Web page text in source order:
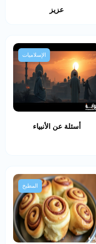
عزيز
الإسلاميات
أسئلة عن الأنبياء
المطبخ